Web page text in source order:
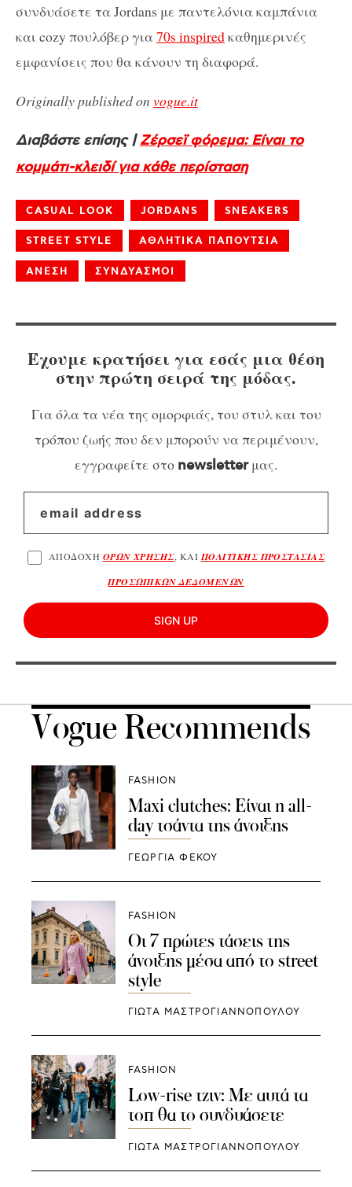
συνδυάσετε τα Jordans με παντελόνια καμπάνια
και cozy πουλόβερ για70s inspiredκαθημερινές
εμφανίσεις που θα κάνουν τη διαφορά.
Originally published on vogue.it
Διαβάστε επίσης |Ζέρσεϊ φόρεμα: Είναι το
κομμάτι-κλειδί για κάθε περίσταση
CASUAL LOOK JORDANS SNEAKERS
STREET STYLE ΑΘΛΗΤΙΚΑ ΠΑΠΟΥΤΣΙΑ
ΑΝΕΣΗ ΣΥΝΔΥΑΣΜΟΙ
Έχουμε κρατήσει για εσάς μια θέση
στην πρώτη σειρά της μόδας.
Για όλα τα νέα της ομορφιάς, του στυλ και του
τρόπου ζωής που δεν μπορούν να περιμένουν,
εγγραφείτε στο newsletterμας.
ΑΠΟΔΟΧΗ ΟΡΩΝ ΧΡΗΣΗΣ, ΚΑΙ ΠΟΛΙΤΙΚΗΣ ΠΡΟΣΤΑΣΙΑΣ
ΠΡΟΣΩΠΙΚΩΝ ΔΕΔΟΜΕΝΩΝ
SIGN UP
Vogue Recommends
FASHION
Maxi clutches: Είναι η all-
day τσάντα της άνοιξης
ΓΕΩΡΓΙΑ ΦΕΚΟΥ
FASHION
Οι 7 πρώτες τάσεις της
άνοιξης μέσα από το street
style
ΓΙΩΤΑ ΜΑΣΤΡΟΓΙΑΝΝΟΠΟΥΛΟΥ
FASHION
Low-rise τζιν: Με αυτά τα
τοπ θα το συνδυάσετε
ΓΙΩΤΑ ΜΑΣΤΡΟΓΙΑΝΝΟΠΟΥΛΟΥ